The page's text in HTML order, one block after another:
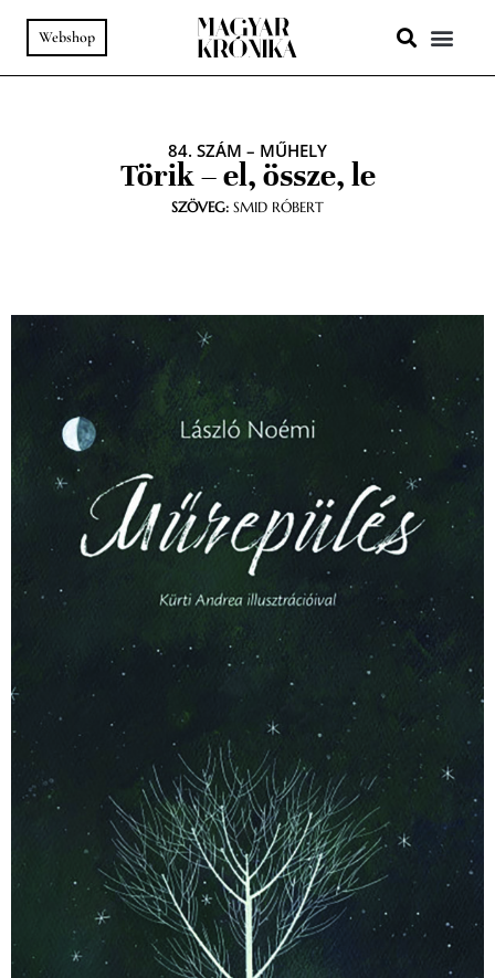
Webshop
84. SZÁM – MŰHELY
Törik – el, össze, le
SZÖVEG: SMID RÓBERT